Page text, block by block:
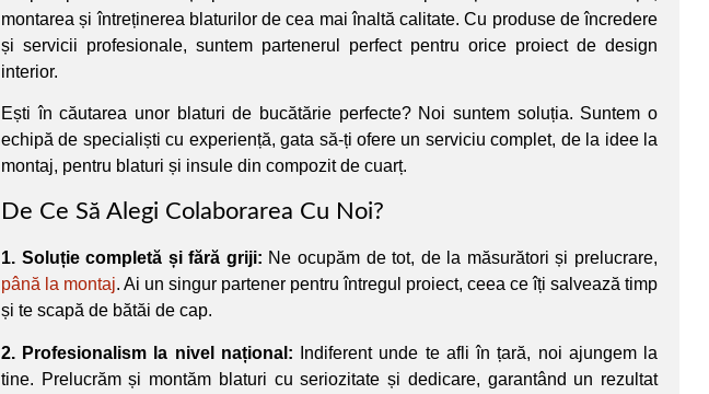
montarea și întreținerea blaturilor de cea mai înaltă calitate. Cu produse de încredere
și servicii profesionale, suntem partenerul perfect pentru orice proiect de design
interior.
Ești în căutarea unor blaturi de bucătărie perfecte? Noi suntem soluția. Suntem o
echipă de specialiști cu experiență, gata să-ți ofere un serviciu complet, de la idee la
montaj, pentru blaturi și insule din compozit de cuarț.
De Ce Să Alegi Colaborarea Cu Noi?
1. Soluție completă și fără griji: Ne ocupăm de tot, de la măsurători și prelucrare,
până la montaj. Ai un singur partener pentru întregul proiect, ceea ce îți salvează timp
și te scapă de bătăi de cap.
2. Profesionalism la nivel național: Indiferent unde te afli în țară, noi ajungem la
tine. Prelucrăm și montăm blaturi cu seriozitate și dedicare, garantând un rezultat